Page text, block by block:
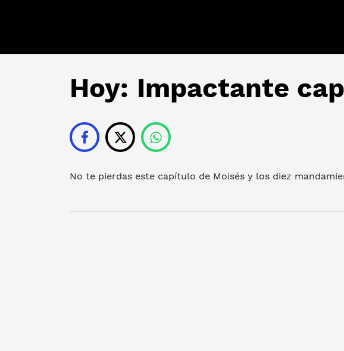
Hoy: Impactante
No te pierdas este capítulo de Moisés y los diez